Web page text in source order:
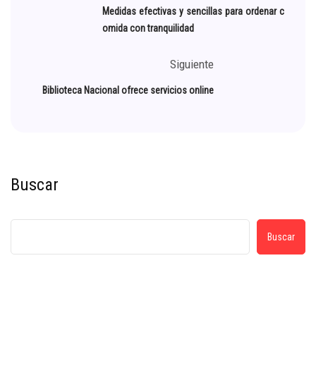
Medidas efectivas y sencillas para ordenar c
omida con tranquilidad
Siguiente
Biblioteca Nacional ofrece servicios online
Buscar
Buscar